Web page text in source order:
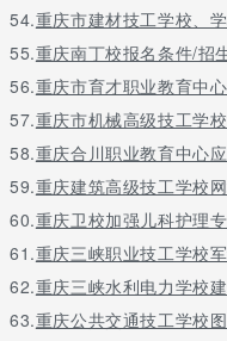
54.重庆市建材技工学校、
55.重庆南丁校报名条件/招
56.重庆市育才职业教育中
57.重庆市机械高级技工学
58.重庆合川职业教育中心
59.重庆建筑高级技工学校
60.重庆卫校加强儿科护理
61.重庆三峡职业技工学校
62.重庆三峡水利电力学校
63.重庆公共交通技工学校